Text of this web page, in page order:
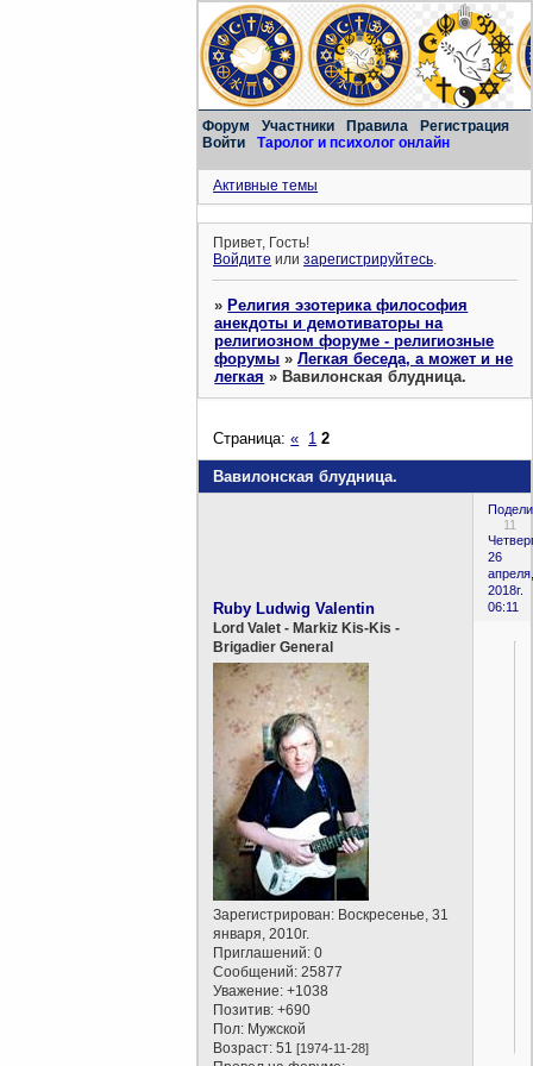
Форум Участники Правила
Регистрация
Войти
Таролог и психолог онлайн
Активные темы
Привет, Гость!
Войдите илизарегистрируйтесь.
»Религия эзотерика философия
анекдоты и демотиваторы на
религиозном форуме - религиозные
форумы »Легкая беседа, а может и не
легкая »Вавилонская блудница.
Вавилонская блудница.
Страница:« 1 2
11
26
апреля,
2018г.
06:11
Ruby Ludwig Valentin
Lord Valet - Markiz Kis-Kis -
Brigadier General
Зарегистрирован: Воскресенье, 31
января, 2010г.
Приглашений: 0
Сообщений: 25877
Уважение: +1038
Позитив: +690
Пол: Мужской
Возраст: 51[1974-11-28]